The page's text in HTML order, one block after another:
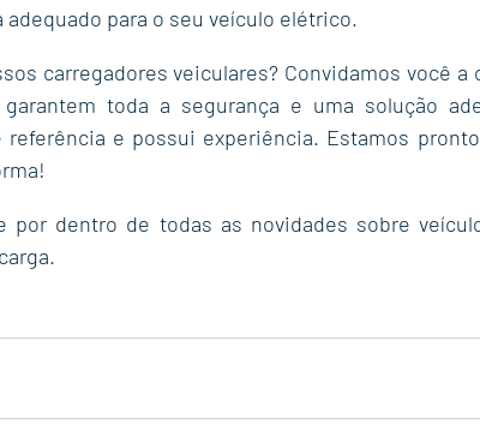
para o seu veículo elétrico.
carregadores veiculares? Convidamos você a
toda a segurança e uma solução
e possui experiência. Estamos
por dentro de todas as novidades sobre